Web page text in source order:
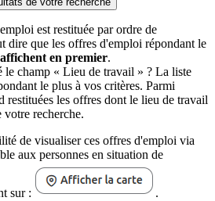
est restituée par ordre de
dire que les offres d'emploi répondant le
en premier.
le champ « Lieu de travail » ? La liste
le plus à vos critères. Parmi
restituées les offres dont le lieu de travail
votre recherche.
de visualiser ces offres d'emploi via
aux personnes en situation de
sur :
.